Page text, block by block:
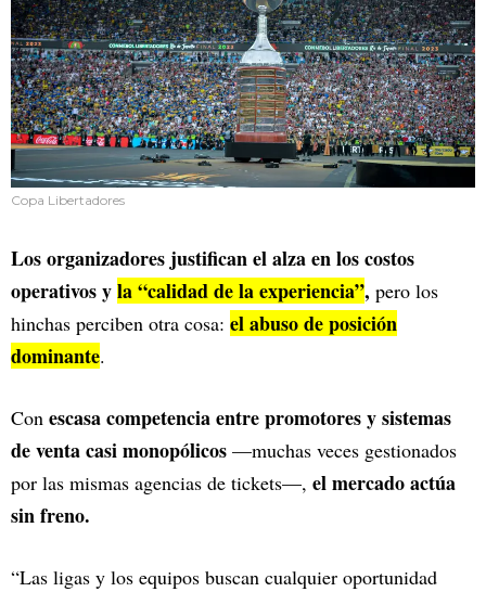
Copa Libertadores
Los organizadores justifican el alza en los costos
operativos yla “calidad de la experiencia”, pero los
hinchas perciben otra cosa: el abuso de posición
dominante.
Con escasa competencia entre promotores y sistemas
de venta casi monopólicos —muchas veces gestionados
por las mismas agencias de tickets—, el mercado actúa
sin freno.
“Las ligas y los equipos buscan cualquier oportunidad